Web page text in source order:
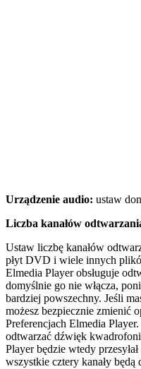
Urządzenie audio: ustaw
Liczba kanałów
Ustaw liczbę kanałów
płyt DVD i wiele innych
Elmedia Player obsługuje
domyślnie go nie włącza,
bardziej powszechny. Jeśli
możesz bezpiecznie zmienić
Preferencjach Elmedia
odtwarzać dźwięk
Player będzie wtedy
wszystkie cztery kanały będą